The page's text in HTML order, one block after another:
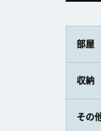
部屋
収納
その